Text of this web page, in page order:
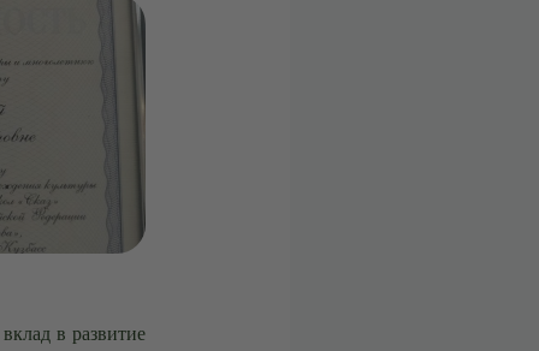
в развитие